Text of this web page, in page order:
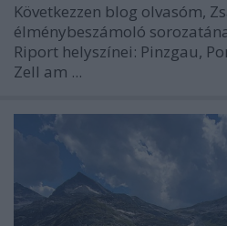
Következzen blog olvasóm,
élménybeszámoló
Riport helyszínei: Pinzgau,
Zell am ...